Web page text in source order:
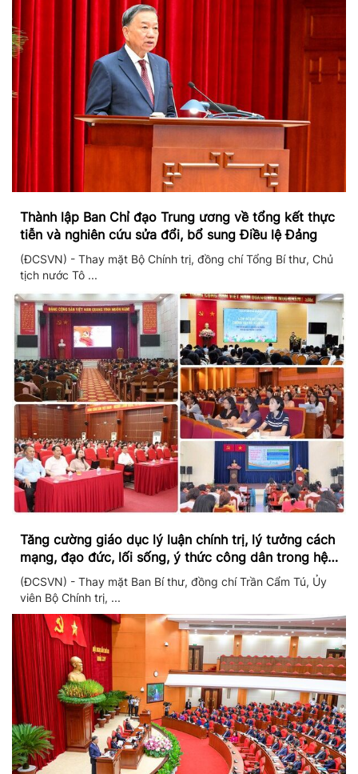
Thành lập Ban Chỉ đạo Trung ương về tổng kết thực
tiễn và nghiên cứu sửa đổi, bổ sung Điều lệ Đảng
(ĐCSVN) - Thay mặt Bộ Chính trị, đồng chí Tổng Bí thư, Chủ
tịch nước Tô ...
Tăng cường giáo dục lý luận chính trị, lý tưởng cách
mạng, đạo đức, lối sống, ý thức công dân trong hệ
thống giáo dục quốc dân
(ĐCSVN) - Thay mặt Ban Bí thư, đồng chí Trần Cẩm Tú, Ủy
viên Bộ Chính trị, ...